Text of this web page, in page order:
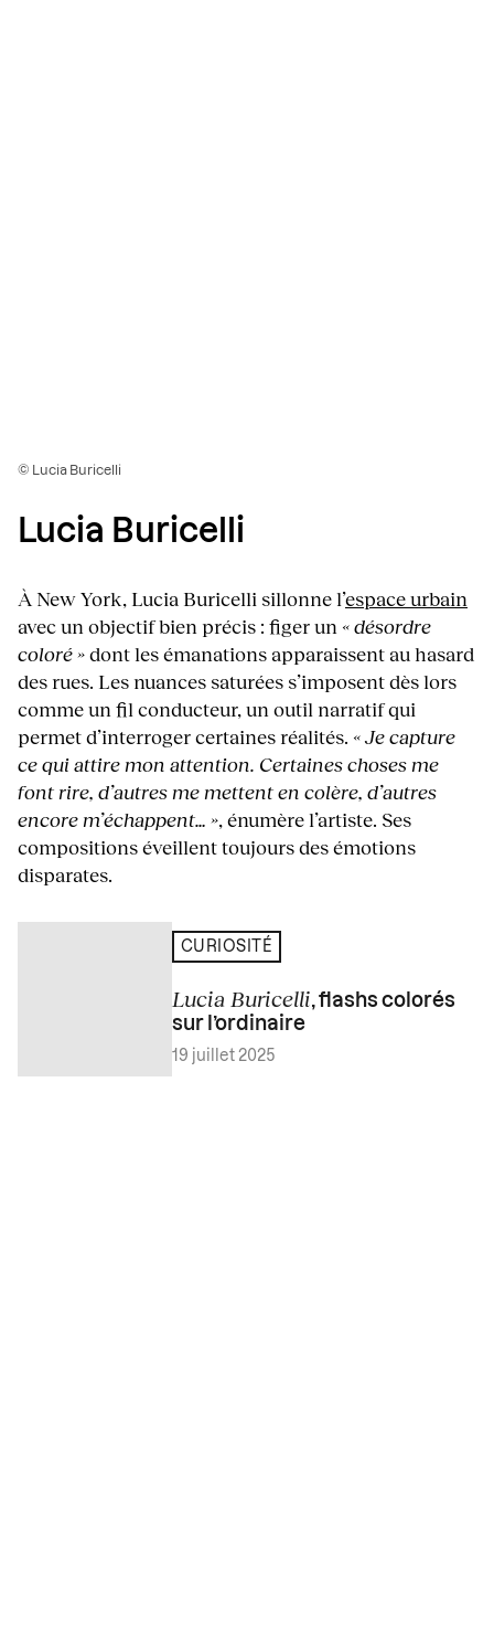
© Lucia Buricelli
Lucia Buricelli
À New York, Lucia Buricelli sillonne l’espace urbain
avec un objectif bien précis : figer un « désordre
coloré »dont les émanations apparaissent au hasard
des rues. Les nuances saturées s’imposent dès lors
comme un fil conducteur, un outil narratif qui
permet d’interroger certaines réalités. « Je capture
ce qui attire mon attention. Certaines choses me
font rire, d’autres me mettent en colère, d’autres
encore m’échappent… », énumère l’artiste. Ses
compositions éveillent toujours des émotions
disparates.
CURIOSITÉ
Lucia Buricelli, flashs colorés
sur l’ordinaire
19 juillet 2025